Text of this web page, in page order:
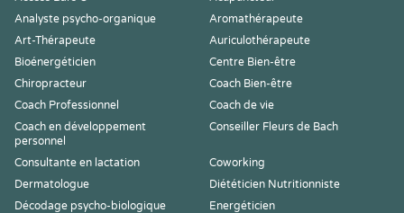
Analyste psycho-organique
Aromathérapeute
Art-Thérapeute
Auriculothérapeute
Bioénergéticien
Centre Bien-être
Chiropracteur
Coach Bien-être
Coach Professionnel
Coach de vie
Coach en développement
personnel
Conseiller Fleurs de Bach
Consultante en lactation
Coworking
Dermatologue
Diététicien Nutritionniste
Décodage psycho-biologique
Energéticien